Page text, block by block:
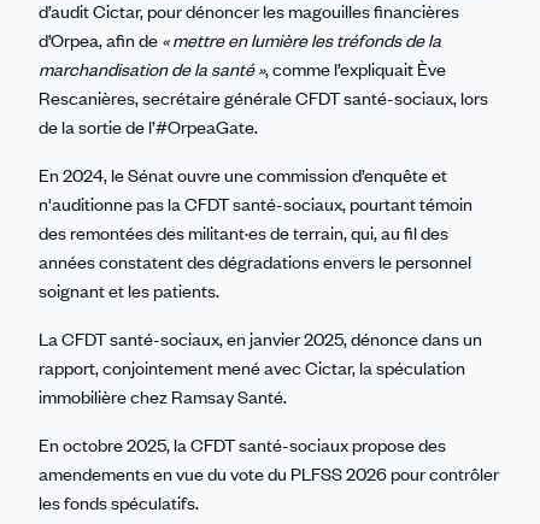
d’audit Cictar, pour dénoncer les magouilles financières
d’Orpea, afin de « mettre en lumière les tréfonds de la
marchandisation de la santé », comme l’expliquait Ève
Rescanières, secrétaire générale CFDT santé-sociaux, lors
de la sortie de l’#OrpeaGate.
En 2024, le Sénat ouvre une commission d’enquête et
n'auditionne pas la CFDT santé-sociaux, pourtant témoin
des remontées des militant·es de terrain, qui, au fil des
années constatent des dégradations envers le personnel
soignant et les patients.
La CFDT santé-sociaux, en janvier 2025, dénonce dans un
rapport, conjointement mené avec Cictar, la spéculation
immobilière chez Ramsay Santé.
En octobre 2025, la CFDT santé-sociaux propose des
amendements en vue du vote du PLFSS 2026 pour contrôler
les fonds spéculatifs.